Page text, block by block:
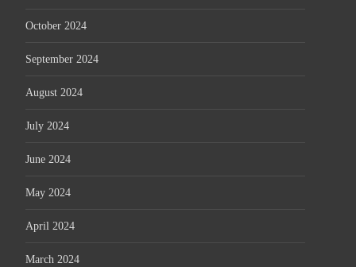
October 2024
September 2024
August 2024
July 2024
June 2024
May 2024
April 2024
March 2024